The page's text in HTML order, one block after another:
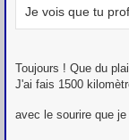
e
Je vois que tu
Toujours ! Que du
J'ai fais 1500
avec le sourire que je